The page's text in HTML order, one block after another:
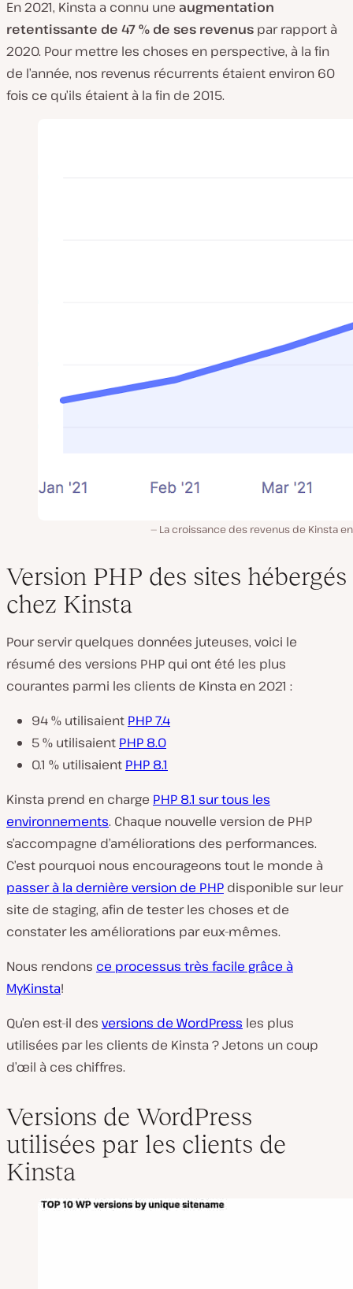
En 2021, Kinsta a connu une augmentation
retentissante de 47 % de ses revenus par rapport à
2020. Pour mettre les choses en perspective, à la fin
de l’année, nos revenus récurrents étaient environ 60
fois ce qu’ils étaient à la fin de 2015.
La croissance des revenus de Kinsta
Version PHP des sites hébergés
chez Kinsta
Pour servir quelques données juteuses, voici le
résumé des versions PHP qui ont été les plus
courantes parmi les clients de Kinsta en 2021 :
94 % utilisaient PHP 7.4
5 % utilisaient PHP 8.0
0.1 % utilisaient PHP 8.1
Kinsta prend en charge PHP 8.1 sur tous les
environnements. Chaque nouvelle version de PHP
s’accompagne d’améliorations des performances.
C’est pourquoi nous encourageons tout le monde à
passer à la dernière version de PHP disponible sur leur
site de staging, afin de tester les choses et de
constater les améliorations par eux-mêmes.
Nous rendons ce processus très facile grâce à
MyKinsta!
Qu’en est-il des versions de WordPress les plus
utilisées par les clients de Kinsta ? Jetons un coup
d’œil à ces chiffres.
Versions de WordPress
utilisées par les clients de
Kinsta